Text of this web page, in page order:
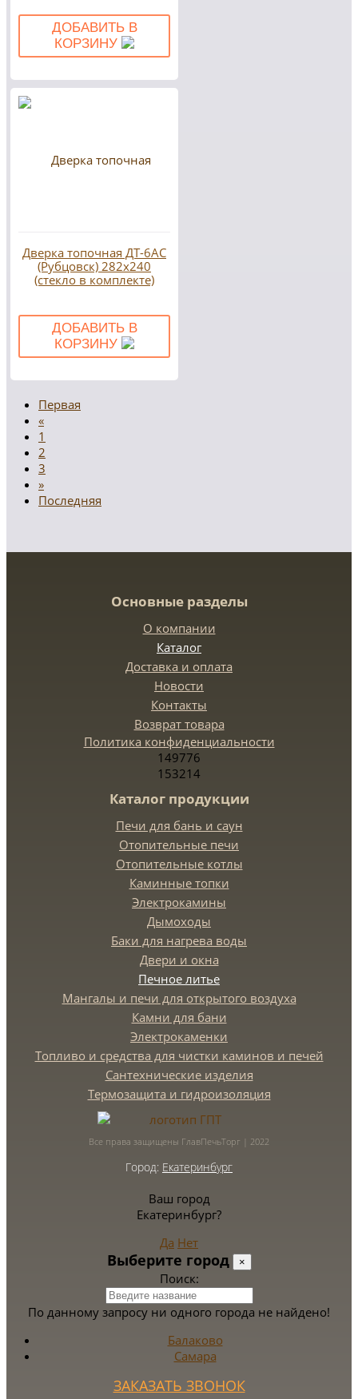
ДОБАВИТЬ В
КОРЗИНУ
Дверка топочная ДТ-6АС
(Рубцовск) 282х240
(стекло в комплекте)
ДОБАВИТЬ В
КОРЗИНУ
Первая
«
1
2
3
»
Последняя
Основные разделы
О компании
Каталог
Доставка и оплата
Новости
Контакты
Возврат товара
Политика конфиденциальности
149776
153214
Каталог продукции
Печи для бань и саун
Отопительные печи
Отопительные котлы
Каминные топки
Электрокамины
Дымоходы
Баки для нагрева воды
Двери и окна
Печное литье
Мангалы и печи для открытого воздуха
Камни для бани
Электрокаменки
Топливо и средства для чистки каминов и печей
Сантехнические изделия
Термозащита и гидроизоляция
Все права защищены ГлавПечьТорг | 2022
Город: Екатеринбург
Ваш город
Екатеринбург?
Да Нет
Выберите город ×
Поиск:
По данному запросу ни одного города не найдено!
Балаково
Самара
ЗАКАЗАТЬ ЗВОНОК